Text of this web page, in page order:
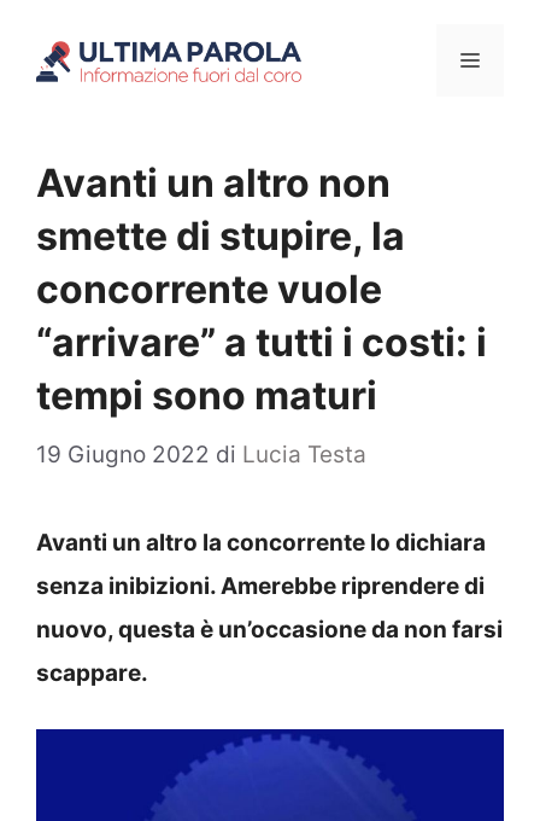
Menu
Avanti un altro non
smette di stupire, la
concorrente vuole
“arrivare” a tutti i costi: i
tempi sono maturi
19 Giugno 2022 di Lucia Testa
Avanti un altro la concorrente lo dichiara
senza inibizioni. Amerebbe riprendere di
nuovo, questa è un’occasione da non farsi
scappare.